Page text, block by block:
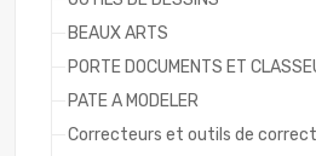
BEAUX ARTS
PORTE DOCUMENTS ET
PATE A MODELER
Correcteurs et outils de